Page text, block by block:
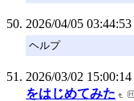
2026/04/05 03:44:53
ヘルプ
2026/03/02 15:00:14
をはじめてみた